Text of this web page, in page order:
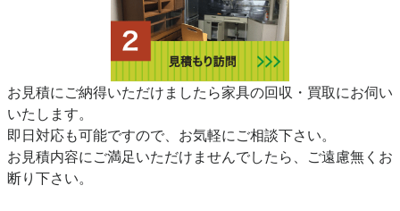
お見積にご納得いただけましたら家具の回収・買取にお伺い
いたします。
即日対応も可能ですので、お気軽にご相談下さい。
お見積内容にご満足いただけませんでしたら、ご遠慮無くお
断り下さい。